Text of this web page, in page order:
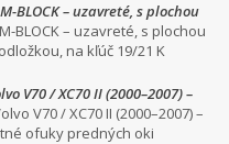
BLOCK – uzavreté, s plochou
na kľúč 19/21
BLOCK – uzavreté, s plochou
na kľúč 19/21 K
V70 / XC70 II (2000–2007) –
V70 / XC70 II (2000–2007) –
ofuky predných oki